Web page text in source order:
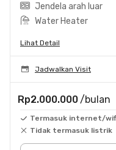
Jendela arah luar
Water Heater
Lihat Detail
Jadwalkan Visit
Rp2.000.000 /bulan
Termasuk internet/
Tidak termasuk listrik